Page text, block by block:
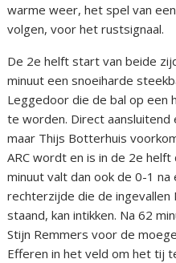
warme weer, het spel van
volgen, voor het rustsignaal.
De 2e helft start van beide
minuut een snoeiharde
Leggedoor die de bal op een
te worden. Direct aansluitend
maar Thijs Botterhuis
ARC wordt en is in de 2e
minuut valt dan ook de 0-1
rechterzijde die de
staand, kan intikken. Na 62
Stijn Remmers voor de
Efferen in het veld om het tij